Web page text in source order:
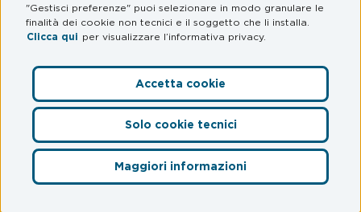
"Gestisci preferenze" puoi selezionare in modo granulare le
finalità dei cookie non tecnici e il soggetto che li installa.
Clicca qui per visualizzare l’informativa privacy.
Accetta cookie
Solo cookie tecnici
Maggiori informazioni
Domande frequenti
© myCicero S.r.l.– Società del Gruppo Mooney – P. IVA
12564030968 – S.S. Adriatica Sud 228/D –
60619 Senigallia (AN). MooneyGo è un marchio registrato di